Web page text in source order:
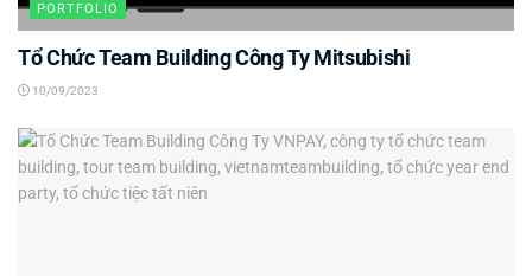
PORTFOLIO
Tổ Chức Team Building Công Ty Mitsubishi
10/09/2023